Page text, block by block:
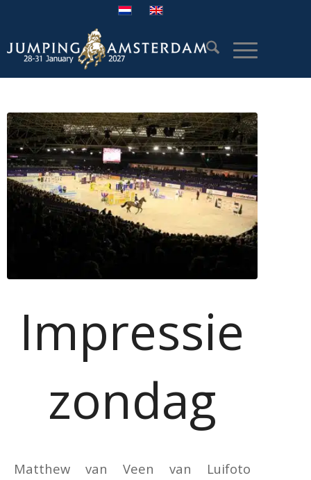
Impressie
zondag
Matthew van Veen van Luifoto